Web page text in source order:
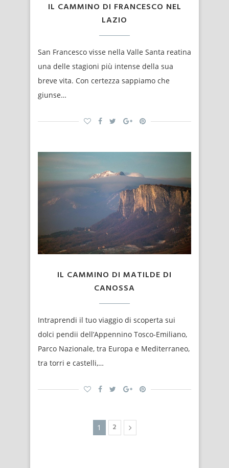
IL CAMMINO DI FRANCESCO NEL
LAZIO
San Francesco visse nella Valle Santa reatina
una delle stagioni più intense della sua
breve vita. Con certezza sappiamo che
giunse…
IL CAMMINO DI MATILDE DI
CANOSSA
Intraprendi il tuo viaggio di scoperta sui
dolci pendii dell’Appennino Tosco-Emiliano,
Parco Nazionale, tra Europa e Mediterraneo,
tra torri e castelli,…
1 2